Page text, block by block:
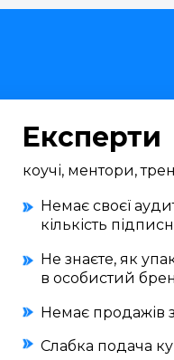
Експерти
коучі, ментори,
Немає своєї
кількість
Не знаєте, як
в особистий
Немає продажів
Слабка подача